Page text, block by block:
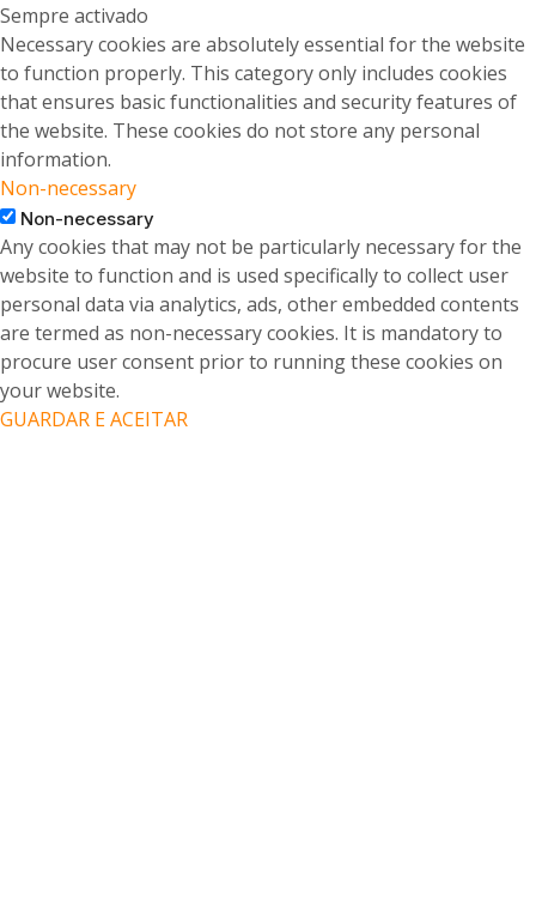
Sempre activado
Necessary cookies are absolutely essential for the website
to function properly. This category only includes cookies
that ensures basic functionalities and security features of
the website. These cookies do not store any personal
information.
Non-necessary
Non-necessary
Any cookies that may not be particularly necessary for the
website to function and is used specifically to collect user
personal data via analytics, ads, other embedded contents
are termed as non-necessary cookies. It is mandatory to
procure user consent prior to running these cookies on
your website.
GUARDAR E ACEITAR